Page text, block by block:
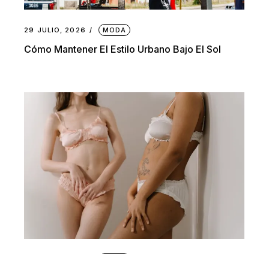
29 JULIO, 2026 MODA
Cómo Mantener El Estilo Urbano Bajo El Sol